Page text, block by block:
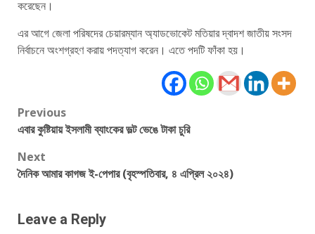
করেছেন।
এর আগে জেলা পরিষদের চেয়ারম্যান অ্যাডভোকেট মতিয়ার দ্বাদশ জাতীয় সংসদ
নির্বাচনে অংশগ্রহণ করায় পদত্যাগ করেন। এতে পদটি ফাঁকা হয়।
Post
navigation
Previous
এবার কুষ্টিয়ায় ইসলামী ব্যাংকের ভল্ট ভেঙে টাকা চুরি
Next
দৈনিক আমার কাগজ ই-পেপার (বৃহস্পতিবার, ৪ এপ্রিল ২০২৪)
Leave a Reply